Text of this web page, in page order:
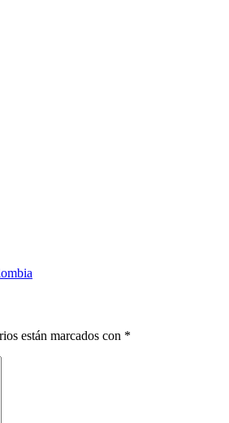
están marcados con *